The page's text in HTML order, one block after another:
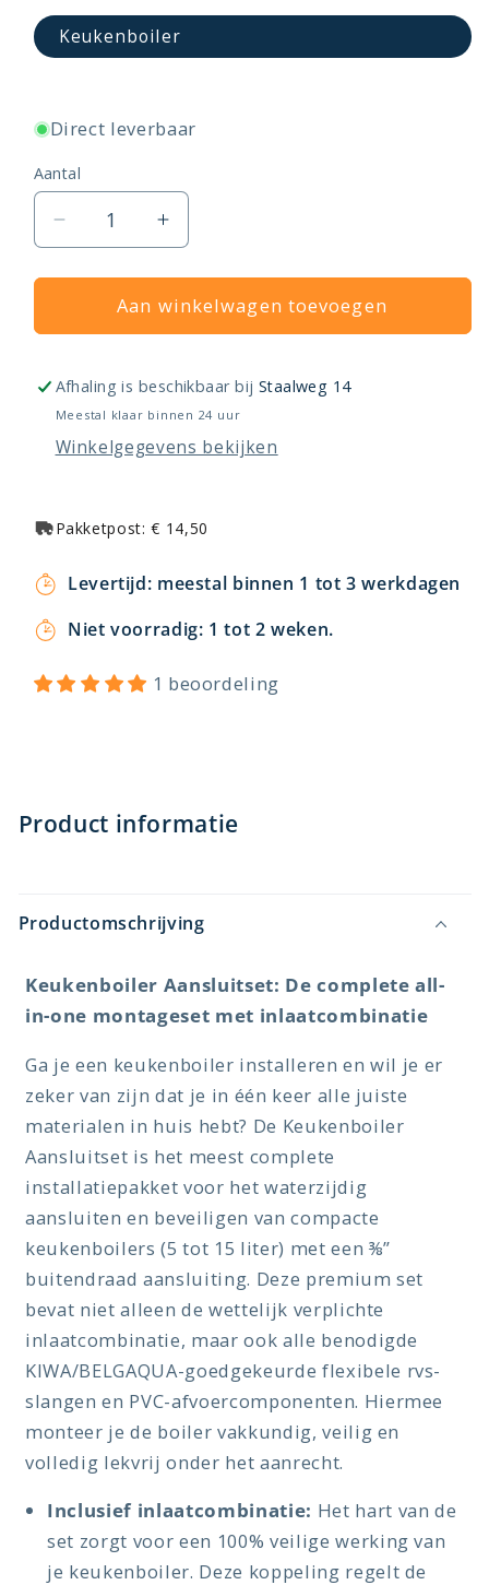
Keukenboiler
Direct leverbaar
Aantal
Aantal
verlagen
voor
Keukenboiler
aansluitset
Aantal
verhogen
voor
Keukenboiler
aansluitset
Aan winkelwagen toevoegen
Afhaling is beschikbaar bij Staalweg 14
Meestal klaar binnen 24 uur
Winkelgegevens bekijken
Pakketpost: € 14,50
Levertijd: meestal binnen 1 tot 3 werkdagen
Niet voorradig: 1 tot 2 weken.
1 beoordeling
Product informatie
Productomschrijving
Keukenboiler Aansluitset: De complete all-
in-one montageset met inlaatcombinatie
Ga je een keukenboiler installeren en wil je er
zeker van zijn dat je in één keer alle juiste
materialen in huis hebt? De Keukenboiler
Aansluitset is het meest complete
installatiepakket voor het waterzijdig
aansluiten en beveiligen van compacte
keukenboilers (5 tot 15 liter) met een ⅜”
buitendraad aansluiting. Deze premium set
bevat niet alleen de wettelijk verplichte
inlaatcombinatie, maar ook alle benodigde
KIWA/BELGAQUA-goedgekeurde flexibele rvs-
slangen en PVC-afvoercomponenten. Hiermee
monteer je de boiler vakkundig, veilig en
volledig lekvrij onder het aanrecht.
Inclusief inlaatcombinatie: Het hart van de
set zorgt voor een 100% veilige werking van
je keukenboiler. Deze koppeling regelt de